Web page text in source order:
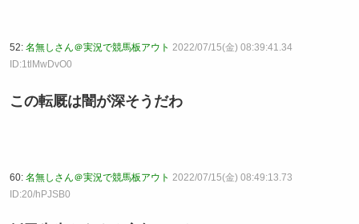
52: 名無しさん＠実況で競馬板アウト 2022/07/15(金) 08:39:41.34
ID:1tlMwDvO0
この転厩は闇が深そうだわ
60: 名無しさん＠実況で競馬板アウト 2022/07/15(金) 08:49:13.73
ID:20/hPJSB0